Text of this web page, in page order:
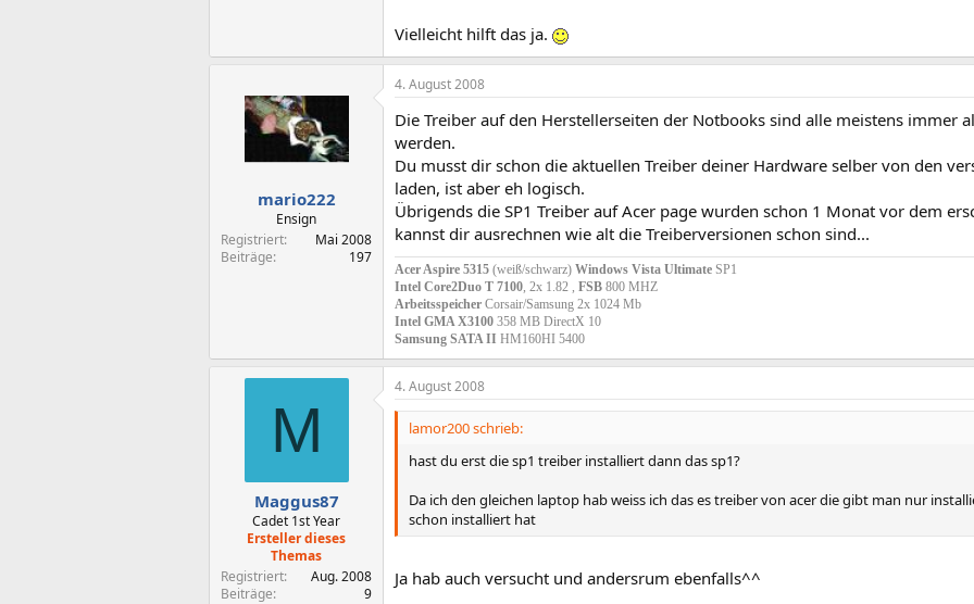
Vielleicht hilft das ja.
mario222
Ensign
Registriert
Mai 2008
Beiträge
197
4. August 2008
Die Treiber auf den Herstellerseiten der Notbooks sind alle meistens immer
werden.
Du musst dir schon die aktuellen Treiber deiner Hardware selber von den
laden, ist aber eh logisch.
Übrigends die SP1 Treiber auf Acer page wurden schon 1 Monat vor dem
kannst dir ausrechnen wie alt die Treiberversionen schon sind...
Acer Aspire 5315 (weiß/schwarz) Windows Vista Ultimate SP1
Intel Core2Duo T 7100 , 2x 1.82 , FSB 800 MHZ
Arbeitsspeicher Corsair/Samsung 2x 1024 Mb
Intel GMA X3100 358 MB DirectX 10
Samsung SATA II HM160HI 5400
M
Maggus87
Cadet 1st Year
Ersteller dieses
Themas
Registriert
Aug. 2008
Beiträge
9
4. August 2008
lamor200 schrieb:
hast du erst die sp1 treiber installiert dann das sp1?
Da ich den gleichen laptop hab weiss ich das es treiber von acer die gibt man nur
schon installiert hat
Ja hab auch versucht und andersrum ebenfalls^^